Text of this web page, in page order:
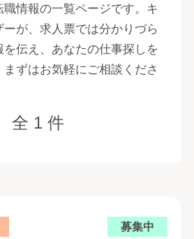
職情報の一覧ページです。キ
ーが、求人票では分かりづら
を伝え、あなたの仕事探しを
ずはお気軽にご相談くださ
全 1 件
募集中